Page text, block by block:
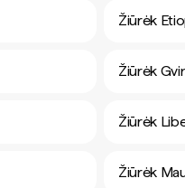
Žiūrėk
Žiūrėk
Žiūrėk
Žiūrėk